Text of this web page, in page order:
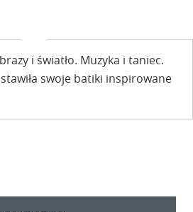
i światło. Muzyka i taniec.
swoje batiki inspirowane